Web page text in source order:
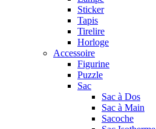
Sticker
Tapis
Tirelire
Horloge
Accessoire
Figurine
Puzzle
Sac
Sac à Dos
Sac à Main
Sacoche